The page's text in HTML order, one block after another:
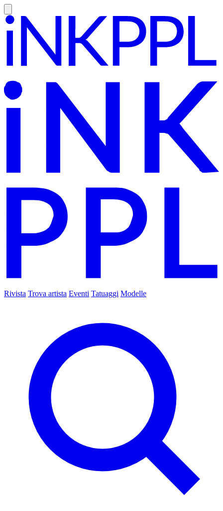
Rivista Trova artista Eventi Tatuaggi Modelle